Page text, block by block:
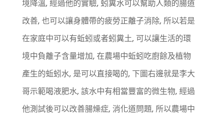
境降溫, 經過他的實驗, 蚓糞水可以幫助人類的腸道
改善, 也可以讓身體帶的疲勞正離子消除, 所以若是
在家庭中可以有蚯蚓或者蚓糞土, 可以讓生活的環
境中負離子含量增加, 在農場中蚯蚓吃廚餘及植物
產生的蚯蚓水, 是可以直接喝的, 下圖右邊就是李大
哥示範喝液肥水, 該水中有相當豐富的微生物, 經過
他測試後可以改善腸燥症, 消化道問題, 所以農場中